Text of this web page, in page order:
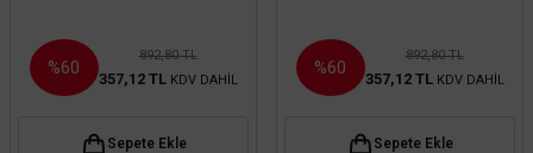
%60
892,80 TL
357,12 TL KDV DAHİL
Sepete Ekle
%60
892,80 TL
357,12 TL KDV DAHİL
Sepete Ekle